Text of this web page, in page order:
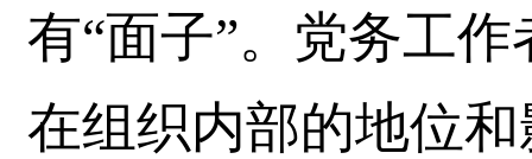
有“面子”。党务工
在组织内部的地位